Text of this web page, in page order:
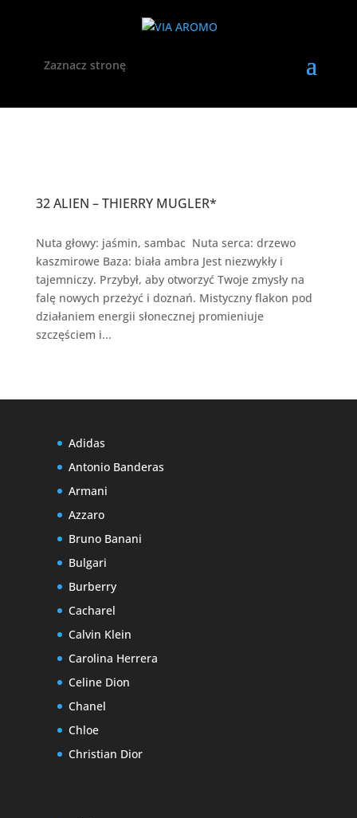
Zaznacz stronę
32 ALIEN – THIERRY MUGLER*
Nuta głowy: jaśmin, sambac Nuta serca: drzewo
kaszmirowe Baza: biała ambra Jest niezwykły i
tajemniczy. Przybył, aby otworzyć Twoje zmysły na
falę nowych przeżyć i doznań. Mistyczny flakon pod
działaniem energii słonecznej promieniuje
szczęściem i...
Adidas
Antonio Banderas
Armani
Azzaro
Bruno Banani
Bulgari
Burberry
Cacharel
Calvin Klein
Carolina Herrera
Celine Dion
Chanel
Chloe
Christian Dior